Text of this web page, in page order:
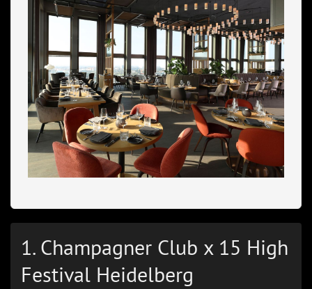
1. Champagner Club x 15 High
Festival Heidelberg